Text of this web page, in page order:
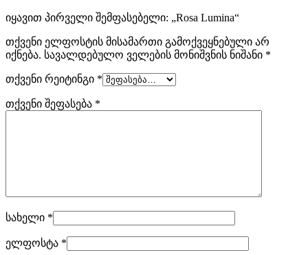
იყავით პირველი შემფასებელი: „Rosa Lumina“
თქვენი ელფოსტის მისამართი გამოქვეყნებული არ
იქნება. სავალდებულო ველების მონიშვნის ნიშანი *
თქვენი რეიტინგი *
თქვენი შეფასება *
სახელი *
ელფოსტა *